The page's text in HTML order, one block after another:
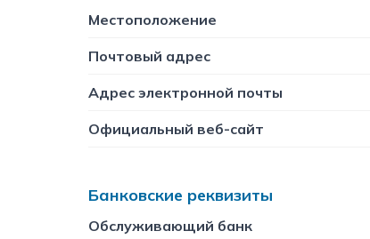
Местоположение
Почтовый адрес
Адрес электронной почты
Официальный веб-сайт
Банковские реквизиты
Обслуживающий банк